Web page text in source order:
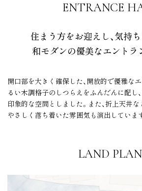
ENTRANCE
住まう方をお迎えし、気持ち
和モダンの優美なエントラ
開口部を大きく確保した、開放的で優雅な
るい木調格子のしつらえをふんだんに配し
印象的な空間としました。また、折上天井な
やさしく落ち着いた雰囲気も演出していま
LAND PLAN